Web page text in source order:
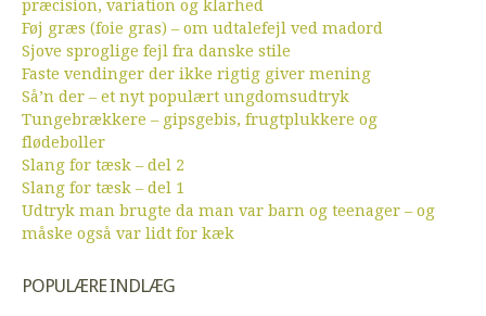
præcision, variation og klarhed
Føj græs (foie gras) – om udtalefejl ved madord
Sjove sproglige fejl fra danske stile
Faste vendinger der ikke rigtig giver mening
Så’n der – et nyt populært ungdomsudtryk
Tungebrækkere – gipsgebis, frugtplukkere og
flødeboller
Slang for tæsk – del 2
Slang for tæsk – del 1
Udtryk man brugte da man var barn og teenager – og
måske også var lidt for kæk
POPULÆRE INDLÆG